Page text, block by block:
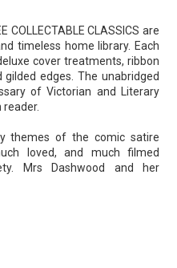
COLLECTABLE CLASSICS are
timeless home library. Each
cover treatments, ribbon
edges. The unabridged
of Victorian and Literary
themes of the comic satire
loved, and much filmed
Mrs Dashwood and her